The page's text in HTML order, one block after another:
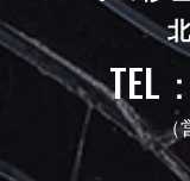
TEL
（